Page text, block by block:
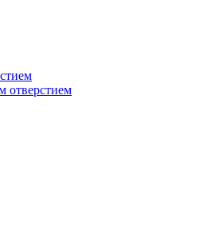
отверстием